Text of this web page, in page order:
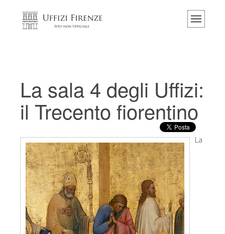
Home
Eventi e mostre
I commenti dei visitatori
Visita gli Uffizi
Prenota ora
Tour virtuale
Le opere
Le sale
La sala 4 degli Uffizi:
il Trecento fiorentino
La